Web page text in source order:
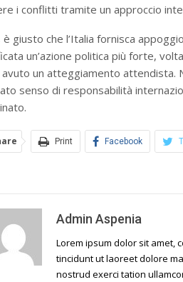
i conflitti tramite un approccio
è giusto che l’Italia fornisca
un’azione politica più forte,
avuto un atteggiamento attendista.
senso di responsabilità
Print Facebook
Admin Aspenia
Lorem ipsum dolor sit amet,
tincidunt ut laoreet dolore
nostrud exerci tation